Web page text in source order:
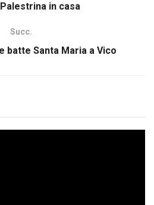
in casa
Succ.
batte Santa Maria a Vico